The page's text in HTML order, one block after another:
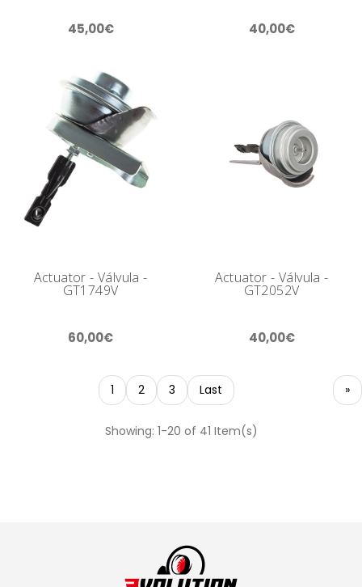
45,00€ 40,00€
Actuator - Válvula -
GT1749V
60,00€
Actuator - Válvula -
GT2052V
40,00€
1 2 3 »
Last
Showing: 1-20 of 41 Item(s)